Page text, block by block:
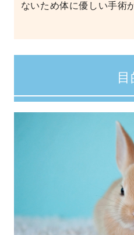
ないため体に優しい手術
目